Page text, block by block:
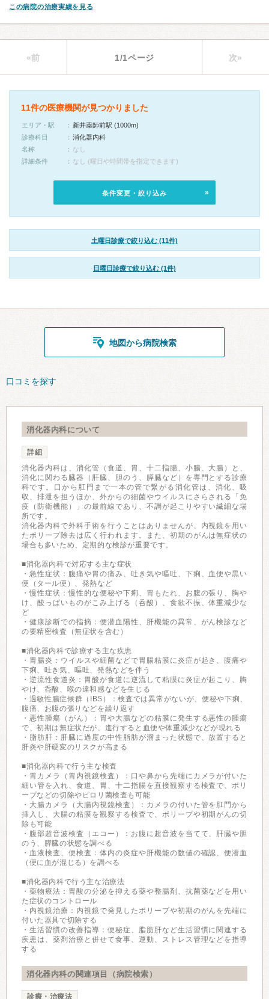
この病院の治療実績を見る
«前 1/1ページ 次»
11件の医療機関が見つかりました
エリア・駅
新井薬師前駅 (1000m)
診療科目
消化器内科
名称
なし
詳細条件
なし (曜日や時間帯を指定できます)
条件変更・絞り込み
土曜日診療で絞り込む (11件)
日曜日診療で絞り込む (1件)
地図から病院検索
口コミを探す
消化器内科について
詳細
消化器内科は、消化管（食道、胃、十二指腸、小腸、大腸）と、
消化に関わる臓器（肝臓、胆のう、膵臓など）を専門とする診療
科です。口から肛門まで一本の管で繋がる消化管は、消化、吸
収、排泄を担うほか、外からの細菌やウイルスにさらされる「免
疫（防衛機能）」の最前線であり、不調が起こりやすい繊細な場
所です。
消化器内科で外科手術を行うことはありませんが、内視鏡を用い
たポリープ除去は広く行われます。また、初期のがんは無症状の
場合も多いため、定期的な検診が重要です。
■消化器内科で対応する主な症状
・急性症状：腹痛や胃の痛み、吐き気や嘔吐、下痢、血便や黒い
便（タール便）、発熱など
・慢性症状：慢性的な便秘や下痢、胃もたれ、お腹の張り、胸や
け、酸っぱいものがこみ上げる（呑酸）、食欲不振、体重減少な
ど
・健康診断での指摘：便潜血陽性、肝機能の異常、がん検診など
の要精密検査（無症状を含む）
■消化器内科で診療する主な疾患
・胃腸炎：ウイルスや細菌などで胃腸粘膜に炎症が起き、腹痛や
下痢、吐き気、嘔吐、発熱などを伴う
・逆流性食道炎：胃酸が食道に逆流して粘膜に炎症が起こり、胸
やけ、呑酸、喉の違和感などを生じる
・過敏性腸症候群（IBS）：検査では異常がないが、便秘や下痢、
腹痛、お腹の張りなどを繰り返す
・悪性腫瘍（がん）：胃や大腸などの粘膜に発生する悪性の腫瘍
で、初期は無症状だが、進行すると血便や体重減少などが現れる
・脂肪肝：肝臓に過度の中性脂肪が溜まった状態で、放置すると
肝炎や肝硬変のリスクが高まる
■消化器内科で行う主な検査
・胃カメラ（胃内視鏡検査）：口や鼻から先端にカメラが付いた
細い管を入れ、食道、胃、十二指腸を直接観察する検査で、ポリ
ープなどの切除やピロリ菌検査も可能
・大腸カメラ（大腸内視鏡検査）：カメラの付いた管を肛門から
挿入し、大腸の粘膜を観察する検査で、ポリープや初期がんの切
除も可能
・腹部超音波検査（エコー）：お腹に超音波を当てて、肝臓や胆
のう、膵臓の状態を調べる
・血液検査、便検査：体内の炎症や肝機能の数値の確認、便潜血
（便に血が混じる）を調べる
■消化器内科で行う主な治療法
・薬物療法：胃酸の分泌を抑える薬や整腸剤、抗菌薬などを用い
た症状のコントロール
・内視鏡治療：内視鏡で発見したポリープや初期のがんを先端に
付いた器具で切除する
・生活習慣の改善指導：便秘症、脂肪肝など生活習慣に関連する
疾患は、薬剤治療と併せて食事、運動、ストレス管理などを指導
する
消化器内科の関連項目（病院検索）
診療・治療法